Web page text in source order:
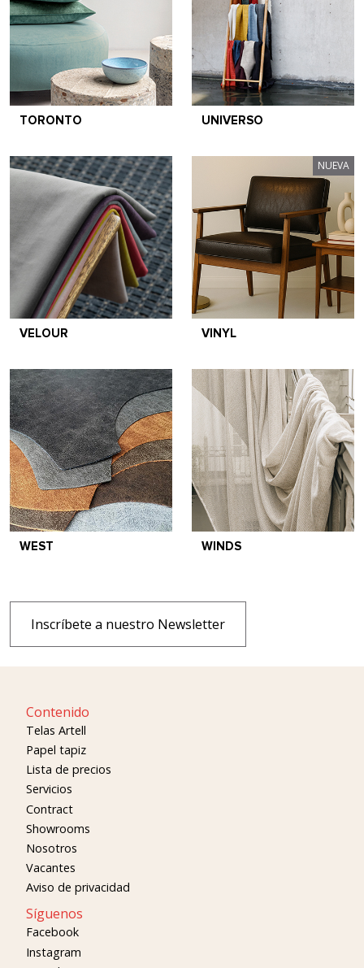
TORONTO UNIVERSO
VELOUR
NUEVA
VINYL
WEST WINDS
Inscríbete a nuestro Newsletter
Contenido
Telas Artell
Papel tapiz
Lista de precios
Servicios
Contract
Showrooms
Nosotros
Vacantes
Aviso de privacidad
Síguenos
Facebook
Instagram